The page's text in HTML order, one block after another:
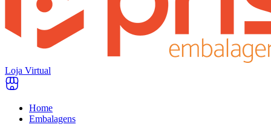
Loja Virtual
Home
Embalagens